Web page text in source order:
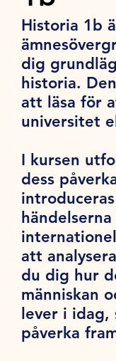
Historia 1b
dig
historia.
att läsa för
universitet
I kursen
dess
att
du dig hur
människan
lever i
påverka